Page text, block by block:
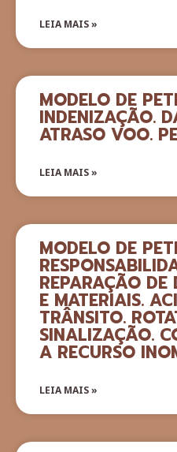
LEIA MAIS »
MODELO DE
INDENIZAÇÃO.
ATRASO VOO.
LEIA MAIS »
MODELO DE
REPARAÇÃO DE
E MATERIAIS.
TRÂNSITO.
SINALIZAÇÃO.
A RECURSO
LEIA MAIS »